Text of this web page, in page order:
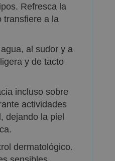
Refresca la
transfiere a la
al sudor y a
y de tacto
incluso sobre
actividades
dejando la piel
dermatológico.